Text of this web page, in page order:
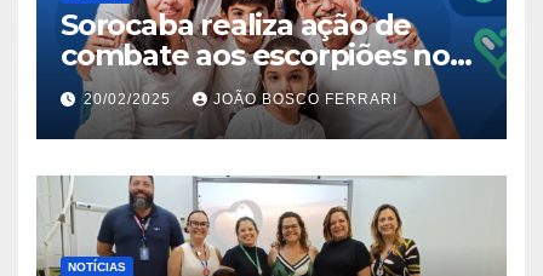
Sorocaba realiza ação de
combate aos escorpiões no
Jardim São Carlos
20/02/2025 JOÃO BOSCO FERRARI
NOTÍCIAS